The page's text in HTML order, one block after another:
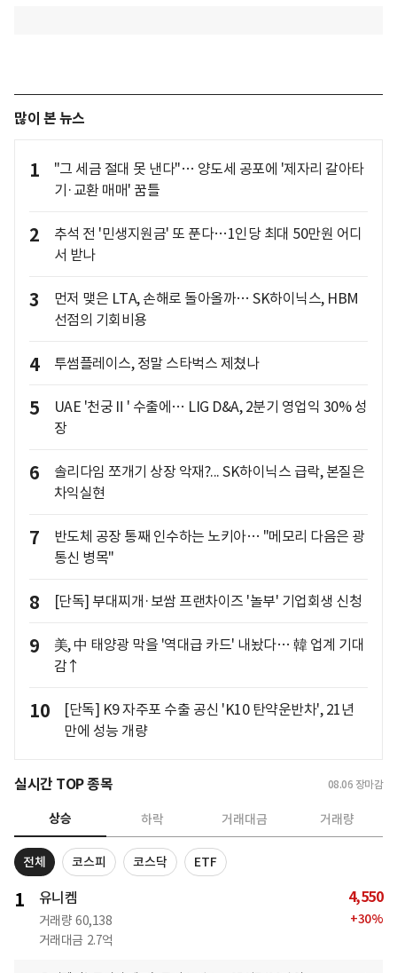
많이 본 뉴스
1
"그 세금 절대 못 낸다"… 양도세 공포에 '제자리 갈아타
기·교환 매매' 꿈틀
2
추석 전 '민생지원금' 또 푼다…1인당 최대 50만원 어디
서 받나
3
먼저 맺은 LTA, 손해로 돌아올까… SK하이닉스, HBM
선점의 기회비용
4 투썸플레이스, 정말 스타벅스 제쳤나
5
UAE '천궁Ⅱ' 수출에… LIG D&A, 2분기 영업익 30% 성
장
6
솔리다임 쪼개기 상장 악재?... SK하이닉스 급락, 본질은
차익실현
7
반도체 공장 통째 인수하는 노키아… "메모리 다음은 광
통신 병목"
8 [단독] 부대찌개·보쌈 프랜차이즈 '놀부' 기업회생 신청
9
美, 中 태양광 막을 '역대급 카드' 내놨다… 韓 업계 기대
감↑
10
[단독] K9 자주포 수출 공신 'K10 탄약운반차', 21년
만에 성능 개량
실시간 TOP 종목 08.06 장마감
상승 하락 거래대금 거래량
전체 코스피 코스닥 ETF
1 유니켐
거래량 60,138
거래대금 2.7억
4,550
+30%